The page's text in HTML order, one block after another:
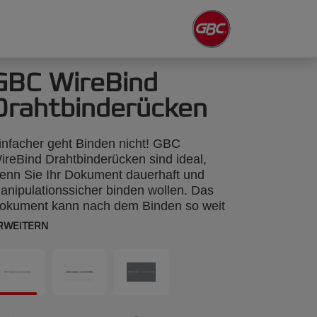
WireBind
geht Binden nicht! GBC
Drahtbinderücken sind ideal,
Sie Ihr Dokument dauerhaft und
binden wollen. Das
kann nach dem Binden so weit
werden, dass die Seiten flach
Seiten kopieren möchten. DIN
Nr. 3, 5 mm für bis zu 35 Seiten, 3:1-
(34 Löcher), 100 Stück.